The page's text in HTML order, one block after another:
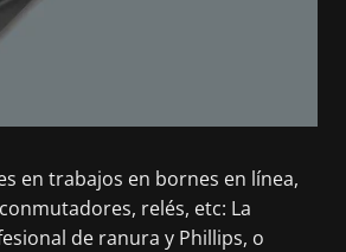
en trabajos en bornes en línea,
relés, etc: La
de ranura y Phillips, o